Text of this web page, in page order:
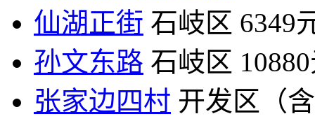
仙湖正街 石岐区 6349
孙文东路 石岐区
张家边四村 开发区（